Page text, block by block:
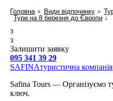
Головна Види відпочинку
Тури на 8 березня до Європи ↓
з
з
Залишити заявку
095 341 39 29
SAFINAтуристична компанія
Safina Tours — Організуємо
ключ.